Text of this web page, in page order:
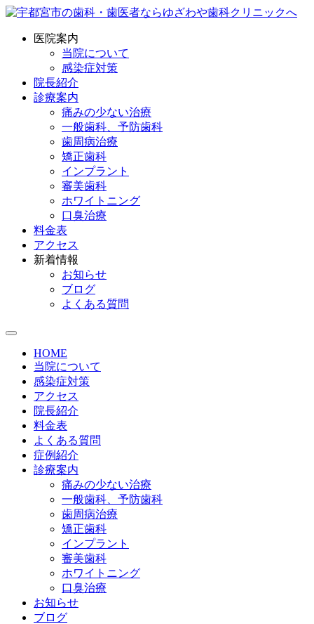
医院案内
当院について
感染症対策
院長紹介
診療案内
痛みの少ない治療
一般歯科、予防歯科
歯周病治療
矯正歯科
インプラント
審美歯科
ホワイトニング
口臭治療
料金表
アクセス
新着情報
お知らせ
ブログ
よくある質問
HOME
当院について
感染症対策
アクセス
院長紹介
料金表
よくある質問
症例紹介
診療案内
痛みの少ない治療
一般歯科、予防歯科
歯周病治療
矯正歯科
インプラント
審美歯科
ホワイトニング
口臭治療
お知らせ
ブログ